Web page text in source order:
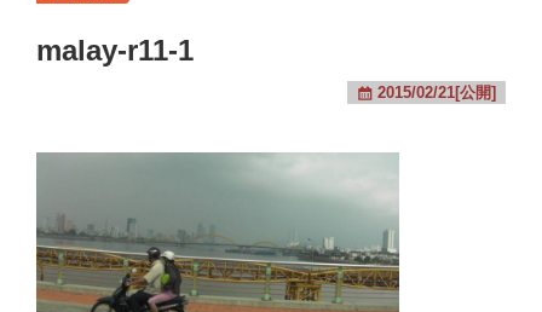
malay-r11-1
2015/02/21[公開]